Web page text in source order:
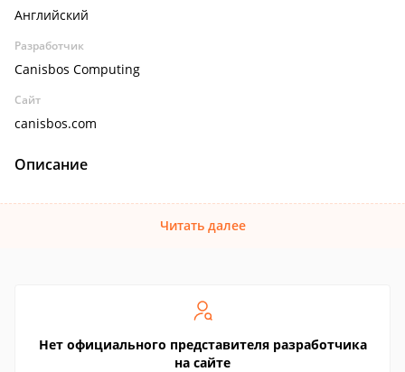
Английский
Разработчик
Canisbos Computing
Сайт
canisbos.com
Описание
Читать далее
Нет официального представителя разработчика
на сайте